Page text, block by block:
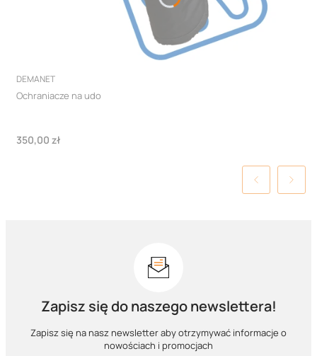
PRODUCENT
DEMANET
Ochraniacze na udo
Cena
350,00 zł
Zapisz się do naszego newslettera!
Zapisz się na nasz newsletter aby otrzymywać informacje o
nowościach i promocjach